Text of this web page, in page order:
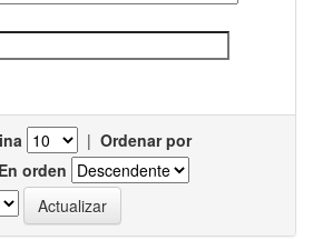
| Ordenar por
En orden